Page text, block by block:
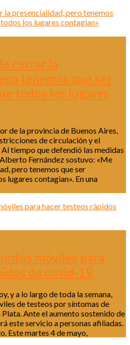
cerrar la
tenemos que ser
todos los lugares
de la provincia de Buenos Aires,
de circulación y el
tiempo que defendió las medidas
Fernández sostuvo: «Me
pero tenemos que ser
lugares contagian». En una
móviles para
de covid-19
y a lo largo de toda la semana,
de testeos por síntomas de
Ante el aumento sostenido de
este servicio a personas afiliadas.
Este martes 4 de mayo,